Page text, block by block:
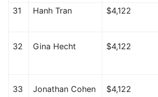
31 Hanh Tran $4,122
32 Gina Hecht $4,122
33 Jonathan Cohen $4,122